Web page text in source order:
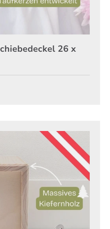
26 x